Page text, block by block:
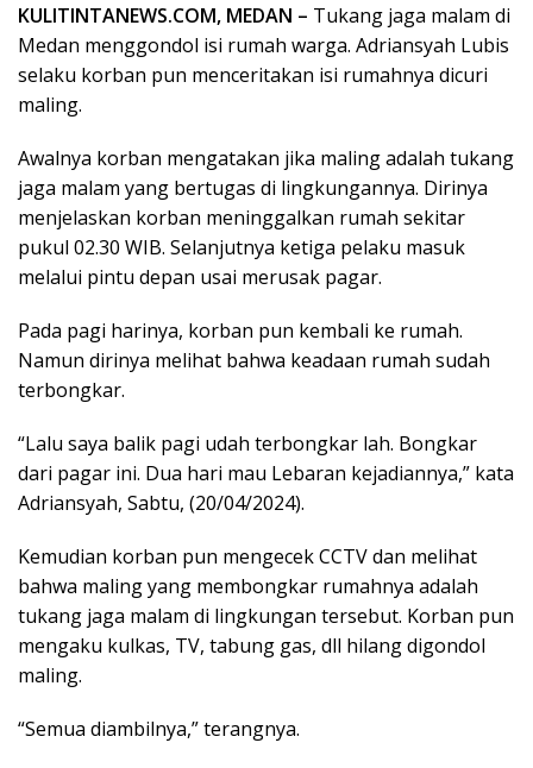
KULITINTANEWS.COM, MEDAN – Tukang jaga malam di
Medan menggondol isi rumah warga. Adriansyah Lubis
selaku korban pun menceritakan isi rumahnya dicuri
maling.
Awalnya korban mengatakan jika maling adalah tukang
jaga malam yang bertugas di lingkungannya. Dirinya
menjelaskan korban meninggalkan rumah sekitar
pukul 02.30 WIB. Selanjutnya ketiga pelaku masuk
melalui pintu depan usai merusak pagar.
Pada pagi harinya, korban pun kembali ke rumah.
Namun dirinya melihat bahwa keadaan rumah sudah
terbongkar.
“Lalu saya balik pagi udah terbongkar lah. Bongkar
dari pagar ini. Dua hari mau Lebaran kejadiannya,” kata
Adriansyah, Sabtu, (20/04/2024).
Kemudian korban pun mengecek CCTV dan melihat
bahwa maling yang membongkar rumahnya adalah
tukang jaga malam di lingkungan tersebut. Korban pun
mengaku kulkas, TV, tabung gas, dll hilang digondol
maling.
“Semua diambilnya,” terangnya.